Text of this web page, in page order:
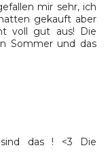
mir sehr, ich
gekauft aber
voll gut aus! Die
Sommer und das
das ! <3 Die